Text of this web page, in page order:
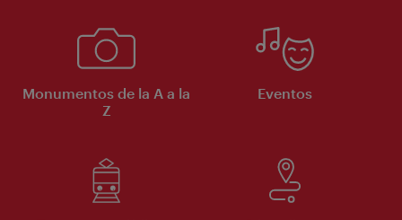
Monumentos de la A a la
Z
Eventos